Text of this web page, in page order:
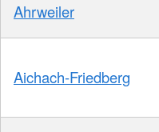
Ahrweiler
Aichach-Friedberg